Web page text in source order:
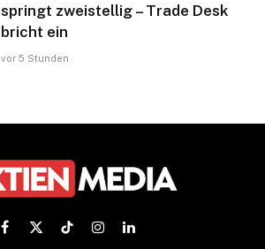
springt zweistellig – Trade Desk
bricht ein
vor 5 Stunden
Facebook
X
TikTokInstagramLinkedIn